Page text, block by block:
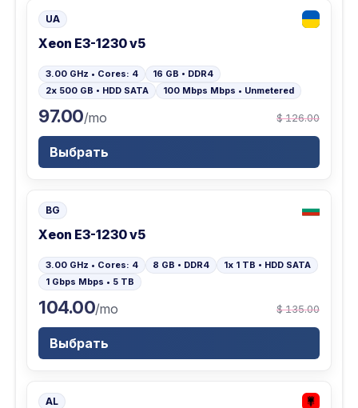
UA
Xeon E3-1230 v5
3.00 GHz • Cores: 4
16 GB • DDR4
2x 500 GB • HDD SATA
100 Mbps Mbps • Unmetered
97.00/mo $ 126.00
Выбрать
BG
Xeon E3-1230 v5
3.00 GHz • Cores: 4 8 GB • DDR4
1x 1 TB • HDD SATA
1 Gbps Mbps • 5 TB
104.00/mo $ 135.00
Выбрать
AL